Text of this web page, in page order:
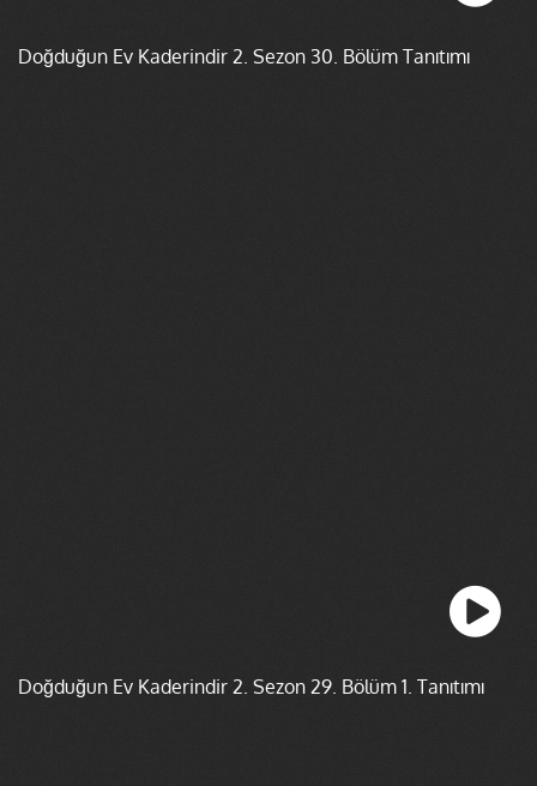
Doğduğun Ev Kaderindir 2. Sezon 30. Bölüm Tanıtımı
Doğduğun Ev Kaderindir 2. Sezon 29. Bölüm 1. Tanıtımı